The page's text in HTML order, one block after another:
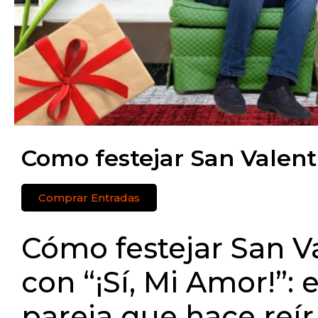
Como festejar San
Comprar Entradas
Cómo festejar San
con “¡Sí, Mi Amor!”: